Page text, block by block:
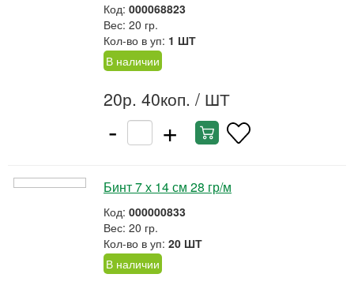
Код: 000068823
Вес: 20 гр.
Кол-во в уп: 1 ШТ
В наличии
20р. 40коп. / ШТ
- +
Бинт 7 х 14 см 28 гр/м
Код: 000000833
Вес: 20 гр.
Кол-во в уп: 20 ШТ
В наличии